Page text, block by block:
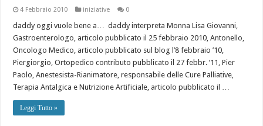
4 Febbraio 2010 iniziative 0
daddy oggi vuole bene a… daddy interpreta Monna Lisa Giovanni,
Gastroenterologo, articolo pubblicato il 25 febbraio 2010, Antonello,
Oncologo Medico, articolo pubblicato sul blog l’8 febbraio ’10,
Piergiorgio, Ortopedico contributo pubblicato il 27 febbr. ’11, Pier
Paolo, Anestesista-Rianimatore, responsabile delle Cure Palliative,
Terapia Antalgica e Nutrizione Artificiale, articolo pubblicato il …
Leggi Tutto »